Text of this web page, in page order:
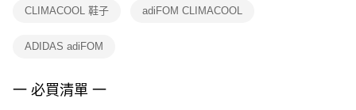
３．未成年的使用者請事先徵得法定代理人或監護人之同意方可使用
任。
請求用戶進行身份認證。
５．嚴禁一人註冊多個帳號或使用他人資訊註冊。若發現惡意使用之情形，
CLIMACOOL 鞋子 adiFOM CLIMACOOL
ADIDAS adiFOM
一 必買清單 一